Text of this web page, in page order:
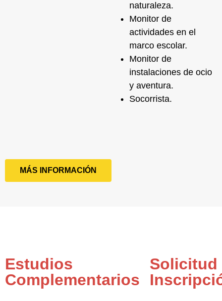
naturaleza.
Monitor de
actividades en el
marco escolar.
Monitor de
instalaciones de ocio
y aventura.
Socorrista.
MÁS INFORMACIÓN
Estudios
Complementarios
Solicitud